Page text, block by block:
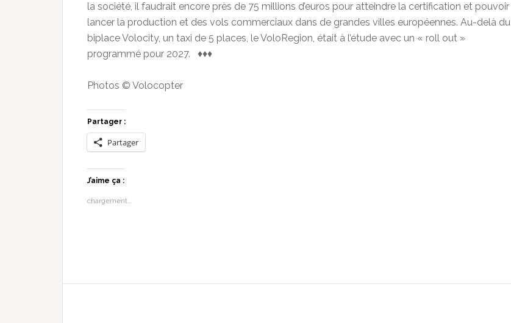
la société, il faudrait encore près de 75 millions d’euros pour atteindre la certification et pouvoir
lancer la production et des vols commerciaux dans de grandes villes européennes. Au-delà du
biplace Volocity, un taxi de 5 places, le VoloRegion, était à l’étude avec un « roll out »
programmé pour 2027. ♦♦♦
Photos © Volocopter
Partager :
Partager
J’aime ça :
chargement…